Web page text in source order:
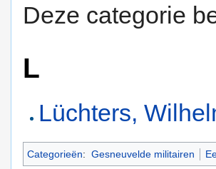
Deze categorie
L
Lüchters,
Categorieën: Gesneuvelde militairen